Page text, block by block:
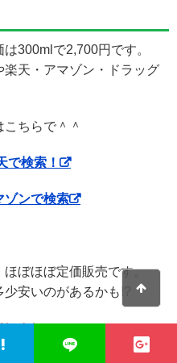
300mlで2,700円です。
天・アマゾン・ドラッグ
ちらで＾＾
で検索！
ゾンで検索
ほぼほぼ定価販売です。
安いのがあるかも!?